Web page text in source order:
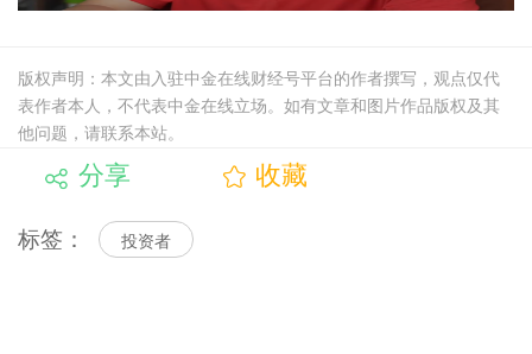
版权声明：本文由入驻中金在线财经号平台的作者撰写，观点仅代
表作者本人，不代表中金在线立场。如有文章和图片作品版权及其
他问题，请联系本站。
分享 收藏
标签： 投资者